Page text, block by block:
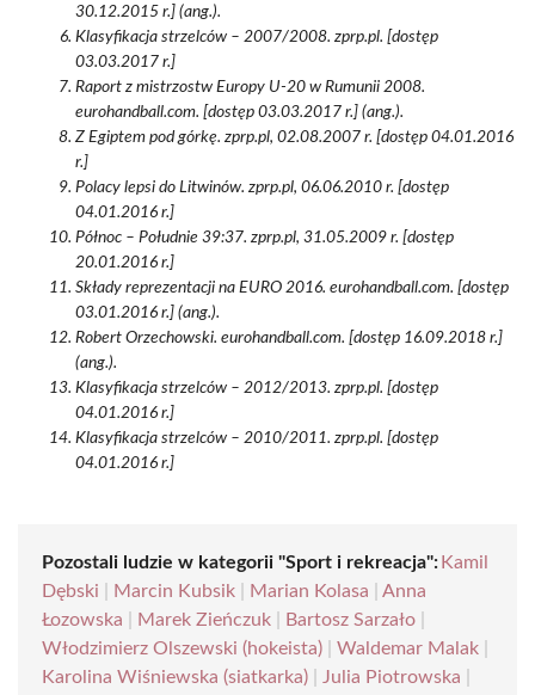
30.12.2015 r.] (ang.).
Klasyfikacja strzelców – 2007/2008. zprp.pl. [dostęp
03.03.2017 r.]
Raport z mistrzostw Europy U-20 w Rumunii 2008.
eurohandball.com. [dostęp 03.03.2017 r.] (ang.).
Z Egiptem pod górkę. zprp.pl, 02.08.2007 r. [dostęp 04.01.2016
r.]
Polacy lepsi do Litwinów. zprp.pl, 06.06.2010 r. [dostęp
04.01.2016 r.]
Północ – Południe 39:37. zprp.pl, 31.05.2009 r. [dostęp
20.01.2016 r.]
Składy reprezentacji na EURO 2016. eurohandball.com. [dostęp
03.01.2016 r.] (ang.).
Robert Orzechowski. eurohandball.com. [dostęp 16.09.2018 r.]
(ang.).
Klasyfikacja strzelców – 2012/2013. zprp.pl. [dostęp
04.01.2016 r.]
Klasyfikacja strzelców – 2010/2011. zprp.pl. [dostęp
04.01.2016 r.]
Pozostali ludzie w kategorii "Sport i rekreacja": Kamil
Dębski
Marcin Kubsik Marian Kolasa
Anna
Łozowska
Marek Zieńczuk Bartosz Sarzało
Włodzimierz Olszewski (hokeista)
Waldemar Malak
Karolina Wiśniewska (siatkarka)
Julia Piotrowska